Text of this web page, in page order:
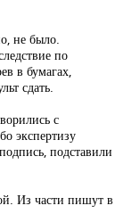
не было.
по
в бумагах,
сдать.
с
экспертизу
подставили
Из части пишут в